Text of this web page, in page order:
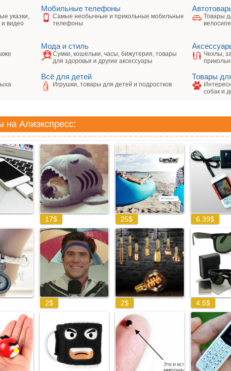
указки,
видео
Мобильные телефоны
Самые необычные и прикольные мобильные
телефоны
Товары
Мода и стиль
Сумки, кошельки, часы, бижутерия, товары
для здоровья и другие аксессуары
Чехлы,
Всё для детей
Игрушки, товары для детей и подростков
Товары
собак и
на Алиэкспресс: